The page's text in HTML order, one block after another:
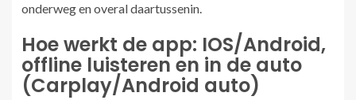
onderweg en overal daartussenin.
Hoe werkt de app: IOS/Android,
offline luisteren en in de auto
(Carplay/Android auto)